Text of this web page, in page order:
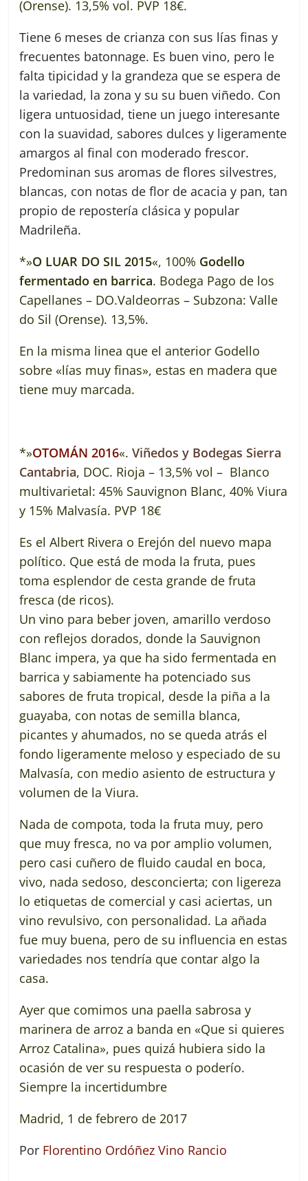
(Orense). 13,5% vol. PVP 18€.
Tiene 6 meses de crianza con sus lías finas y
frecuentes batonnage. Es buen vino, pero le
falta tipicidad y la grandeza que se espera de
la variedad, la zona y su su buen viñedo. Con
ligera untuosidad, tiene un juego interesante
con la suavidad, sabores dulces y ligeramente
amargos al final con moderado frescor.
Predominan sus aromas de flores silvestres,
blancas, con notas de flor de acacia y pan, tan
propio de repostería clásica y popular
Madrileña.
*»O LUAR DO SIL 2015«, 100% Godello
fermentado en barrica. Bodega Pago de los
Capellanes – DO.Valdeorras – Subzona: Valle
do Sil (Orense). 13,5%.
En la misma linea que el anterior Godello
sobre «lías muy finas», estas en madera que
tiene muy marcada.
*»OTOMÁN 2016«.Viñedos y Bodegas Sierra
Cantabria, DOC. Rioja – 13,5% vol – Blanco
multivarietal: 45% Sauvignon Blanc, 40% Viura
y 15% Malvasía. PVP 18€
Es el Albert Rivera o Erejón del nuevo mapa
político. Que está de moda la fruta, pues
toma esplendor de cesta grande de fruta
fresca (de ricos).
Un vino para beber joven, amarillo verdoso
con reflejos dorados, donde la Sauvignon
Blanc impera, ya que ha sido fermentada en
barrica y sabiamente ha potenciado sus
sabores de fruta tropical, desde la piña a la
guayaba, con notas de semilla blanca,
picantes y ahumados, no se queda atrás el
fondo ligeramente meloso y especiado de su
Malvasía, con medio asiento de estructura y
volumen de la Viura.
Nada de compota, toda la fruta muy, pero
que muy fresca, no va por amplio volumen,
pero casi cuñero de fluido caudal en boca,
vivo, nada sedoso, desconcierta; con ligereza
lo etiquetas de comercial y casi aciertas, un
vino revulsivo, con personalidad. La añada
fue muy buena, pero de su influencia en estas
variedades nos tendría que contar algo la
casa.
Ayer que comimos una paella sabrosa y
marinera de arroz a banda en «Que si quieres
Arroz Catalina», pues quizá hubiera sido la
ocasión de ver su respuesta o poderío.
Siempre la incertidumbre
Madrid, 1 de febrero de 2017
Por Florentino Ordóñez Vino Rancio